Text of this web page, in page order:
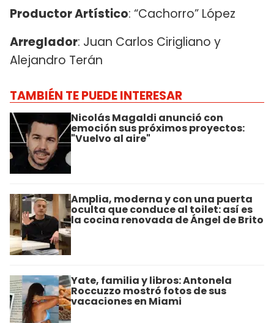
Productor Artístico: “Cachorro” López
Arreglador: Juan Carlos Cirigliano y
Alejandro Terán
TAMBIÉN TE PUEDE INTERESAR
Nicolás Magaldi anunció con
emoción sus próximos proyectos:
"Vuelvo al aire"
Amplia, moderna y con una puerta
oculta que conduce al toilet: así es
la cocina renovada de Ángel de Brito
Yate, familia y libros: Antonela
Roccuzzo mostró fotos de sus
vacaciones en Miami